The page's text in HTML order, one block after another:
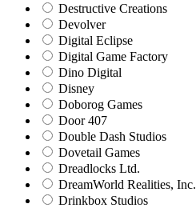
Destructive Creations
Devolver
Digital Eclipse
Digital Game Factory
Dino Digital
Disney
Doborog Games
Door 407
Double Dash Studios
Dovetail Games
Dreadlocks Ltd.
DreamWorld Realities, Inc.
Drinkbox Studios